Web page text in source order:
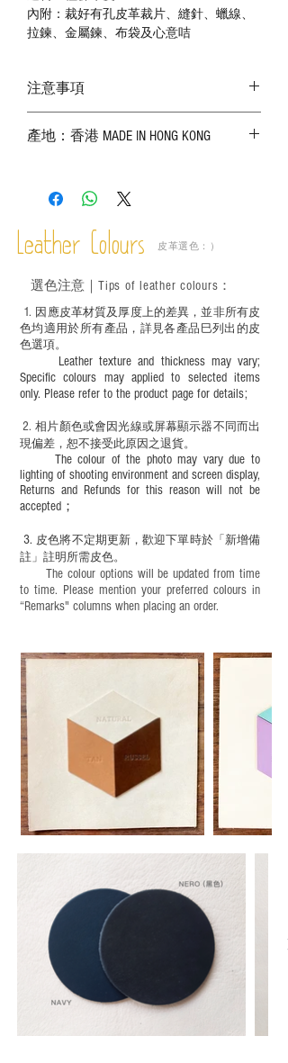
內附：裁好有孔皮革裁片、縫針、蠟線、
拉鍊、金屬鍊、布袋及心意咭
注意事項
實物為準；
－ 植鞣皮革容易受環境、使用程度等產生
成後定期在皮面塗上皮革專用清潔劑及貂
鼠油等；
適合六歲以下兒童使用；六至十二歲兒童
必須由成年人陪同下使用並應小心處理。
產地：香港 MADE IN HONG KONG
Leather Colours 皮革選色：）
1. ​ 因應皮革材質及厚度上的差異，並非所有皮
色均適用於所有產品，詳見各產品巳列出的皮
色選項。
Leather texture and thickness may vary;
Specific colours may applied to selected items
only. Please refer to the product page for details;
​2.相片顏色或會因光線或屏幕顯示器不同而出
現偏差，恕不接受此原因之退貨。
The colour of the photo may vary due to
lighting of shooting environment and screen display,
Returns and Refunds for this reason will not be
accepted；
3. 皮色將不定期更新，歡迎下單時於「新增備
註」註明 所需皮色。
The colour options will be updated from time
to time. Please mention your preferred colours in
“Remarks" columns when placing an order.
選色注意｜ Tips of leather colours ：